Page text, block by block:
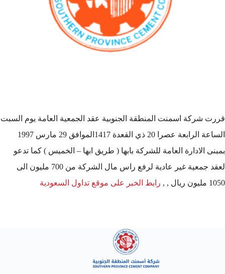
قررت شركة اسمنت المنطقة الجنوبية عقد الجمعية العامة يوم السبت
الساعة الرابعة عصرا 20 ذي القعدة 1417الموافق 29 مارس 1997
بمبنى الادارة العامة للشركة بابها ( طريق ابها – الخميس ) كما تدعو
لعقد جمعية غير عادية لرفع راس مال الشركة من 700 مليون الى
1050 مليون ريال , ,
رابط الخبر على موقع تداول السعودية